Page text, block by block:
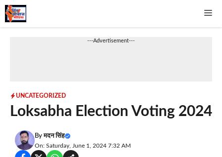
Skip
to
---Advertisement---
UNCATEGORIZED
Loksabha Election Voting 2024
Byमदन सिंह
On: Saturday, June 1, 2024 7:32 AM